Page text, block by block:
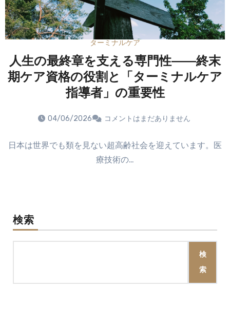
ターミナルケア
人生の最終章を支える専門性――終末
期ケア資格の役割と「ターミナルケア
指導者」の重要性
04/06/2026 コメントはまだありません
日本は世界でも類を見ない超高齢社会を迎えています。医
療技術の…
検索
検
索